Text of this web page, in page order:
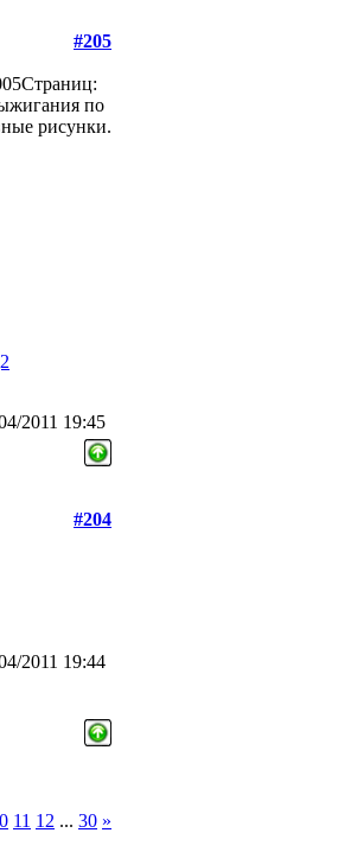
#205
по
рисунки.
2011 19:45
#204
2011 19:44
11 12 ... 30 »